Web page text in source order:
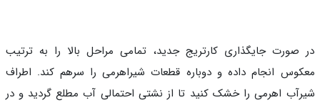
جایگذاری کارتریج جدید، تمامی مراحل بالا را به ترتیب
انجام داده و دوباره قطعات شیراهرمی را سرهم کند. اطراف
اهرمی را خشک کنید تا از نشتی احتمالی آب مطلع گردید و در